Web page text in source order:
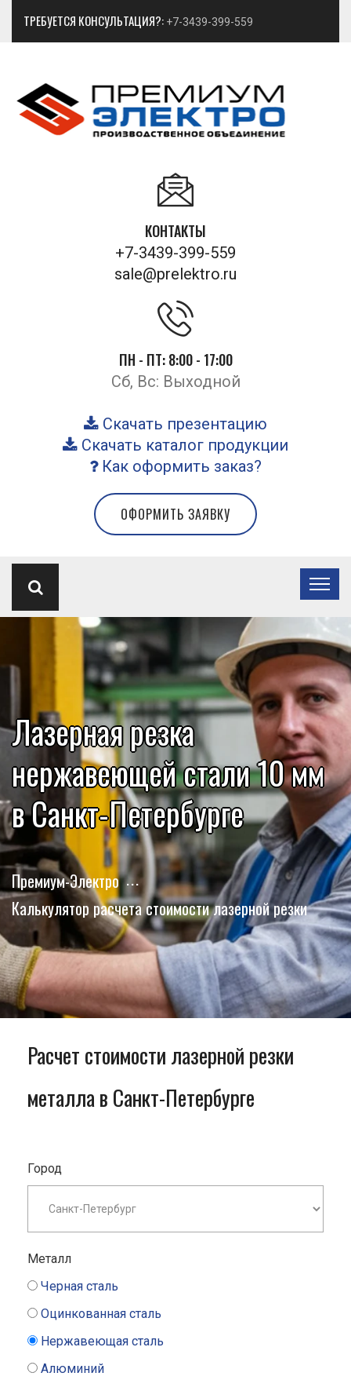
ТРЕБУЕТСЯ КОНСУЛЬТАЦИЯ?: +7-3439-399-559
КОНТАКТЫ
+7-3439-399-559
sale@prelektro.ru
ПН - ПТ: 8:00 - 17:00
Сб, Вс: Выходной
Скачать презентацию
Скачать каталог продукции
Как оформить заказ?
ОФОРМИТЬ ЗАЯВКУ
Лазерная резка
нержавеющей стали 10 мм
в Санкт-Петербурге
Премиум-Электро
Калькулятор расчета стоимости лазерной резки
Расчет стоимости лазерной резки
металла в Санкт-Петербурге
Город
Металл
Черная сталь
Оцинкованная сталь
Нержавеющая сталь
Алюминий